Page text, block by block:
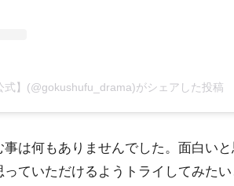
式】(@gokushufu_drama)がシェアした投稿
は何もありませんでした。面白い
ていただけるようトライしてみた